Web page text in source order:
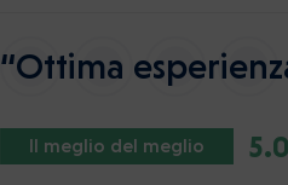
“Ottima
Il meglio del meglio 5.0